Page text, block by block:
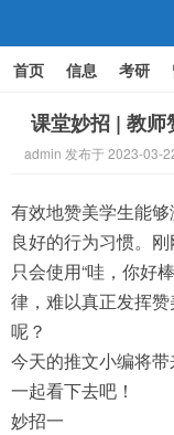
首页 信息 考研
文化 家庭教育
课堂妙招 | 教师
admin 发布于 2023-03-
有效地赞美学生能
良好的行为习惯。
只会使用“哇，你好
律，难以真正发挥
呢？
今天的推文小编将
一起看下去吧！
妙招一